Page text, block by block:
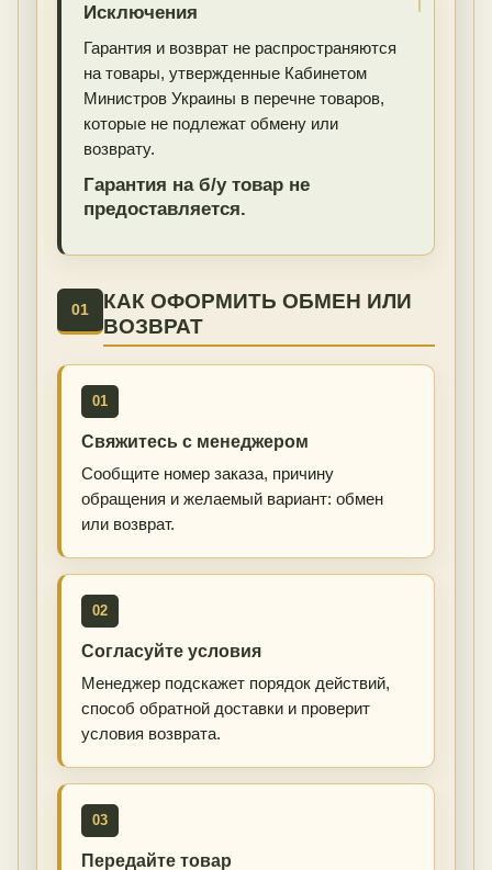
Исключения
Гарантия и возврат не распространяются
на товары, утвержденные Кабинетом
Министров Украины в перечне товаров,
которые не подлежат обмену или
возврату.
Гарантия на б/у товар не
предоставляется.
01
КАК ОФОРМИТЬ ОБМЕН ИЛИ
ВОЗВРАТ
01
Свяжитесь с менеджером
Сообщите номер заказа, причину
обращения и желаемый вариант: обмен
или возврат.
02
Согласуйте условия
Менеджер подскажет порядок действий,
способ обратной доставки и проверит
условия возврата.
03
Передайте товар